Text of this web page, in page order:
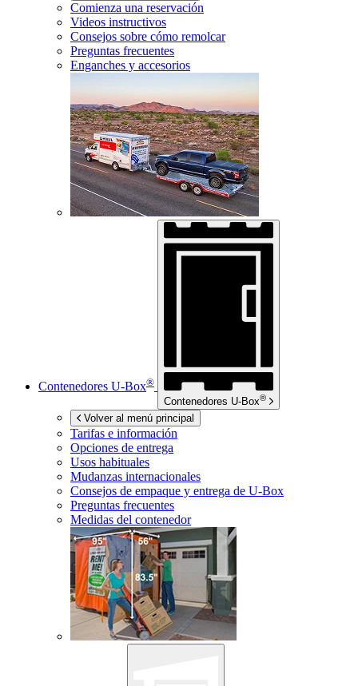
Comienza una reservación
Videos instructivos
Consejos sobre cómo remolcar
Preguntas frecuentes
Enganches y accesorios
Contenedores U-Box®
Contenedores U-Box®
Volver al menú principal
Tarifas e información
Opciones de entrega
Usos habituales
Mudanzas internacionales
Consejos de empaque y entrega de U-Box
Preguntas frecuentes
Medidas del contenedor